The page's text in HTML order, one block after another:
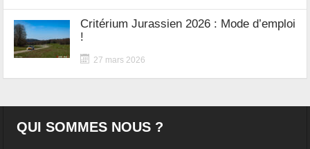
Critérium Jurassien 2026 : Mode d’emploi
!
27 mars 2026
QUI SOMMES NOUS ?